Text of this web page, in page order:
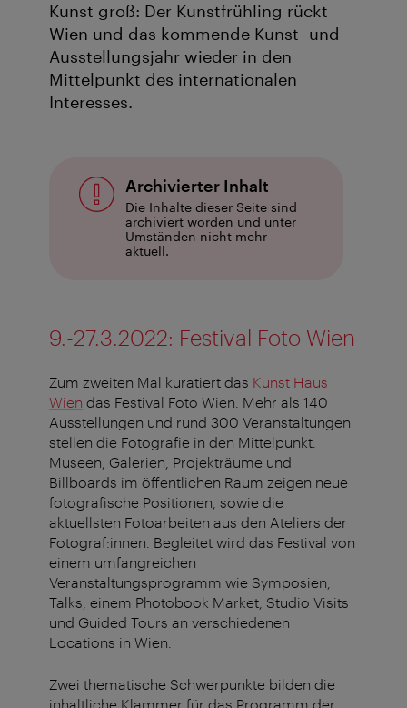
Kunst groß: Der Kunstfrühling rückt
Wien und das kommende Kunst- und
Ausstellungsjahr wieder in den
Mittelpunkt des internationalen
Interesses.
Archivierter Inhalt
Die Inhalte dieser Seite sind
archiviert worden und unter
Umständen nicht mehr
aktuell.
9.-27.3.2022: Festival Foto Wien
Zum zweiten Mal kuratiert das Kunst Haus
Wien das Festival Foto Wien. Mehr als 140
Ausstellungen und rund 300 Veranstaltungen
stellen die Fotografie in den Mittelpunkt.
Museen, Galerien, Projekträume und
Billboards im öffentlichen Raum zeigen neue
fotografische Positionen, sowie die
aktuellsten Fotoarbeiten aus den Ateliers der
Fotograf:innen. Begleitet wird das Festival von
einem umfangreichen
Veranstaltungsprogramm wie Symposien,
Talks, einem Photobook Market, Studio Visits
und Guided Tours an verschiedenen
Locations in Wien.
Zwei thematische Schwerpunkte bilden die
inhaltliche Klammer für das Programm der